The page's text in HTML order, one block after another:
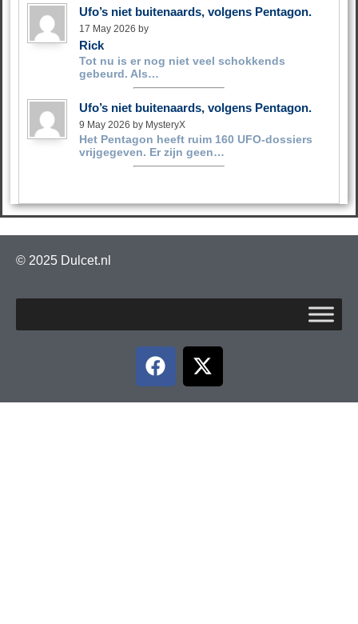
Ufo’s niet buitenaards, volgens Pentagon.
17 May 2026 by
Rick
Tot nu is er nog niet veel schokkends
gebeurd. Als…
Ufo’s niet buitenaards, volgens Pentagon.
9 May 2026 by MysteryX
Het Pentagon heeft ruim 160 UFO‑dossiers
vrijgegeven. Er zijn geen…
© 2025 Dulcet.nl